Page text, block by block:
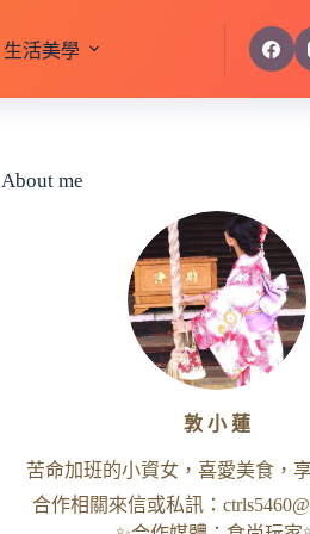
生活美學
About me
敦 小 蓮
苦命加班的小資女，喜愛美食，
合作相關來信或私訊：